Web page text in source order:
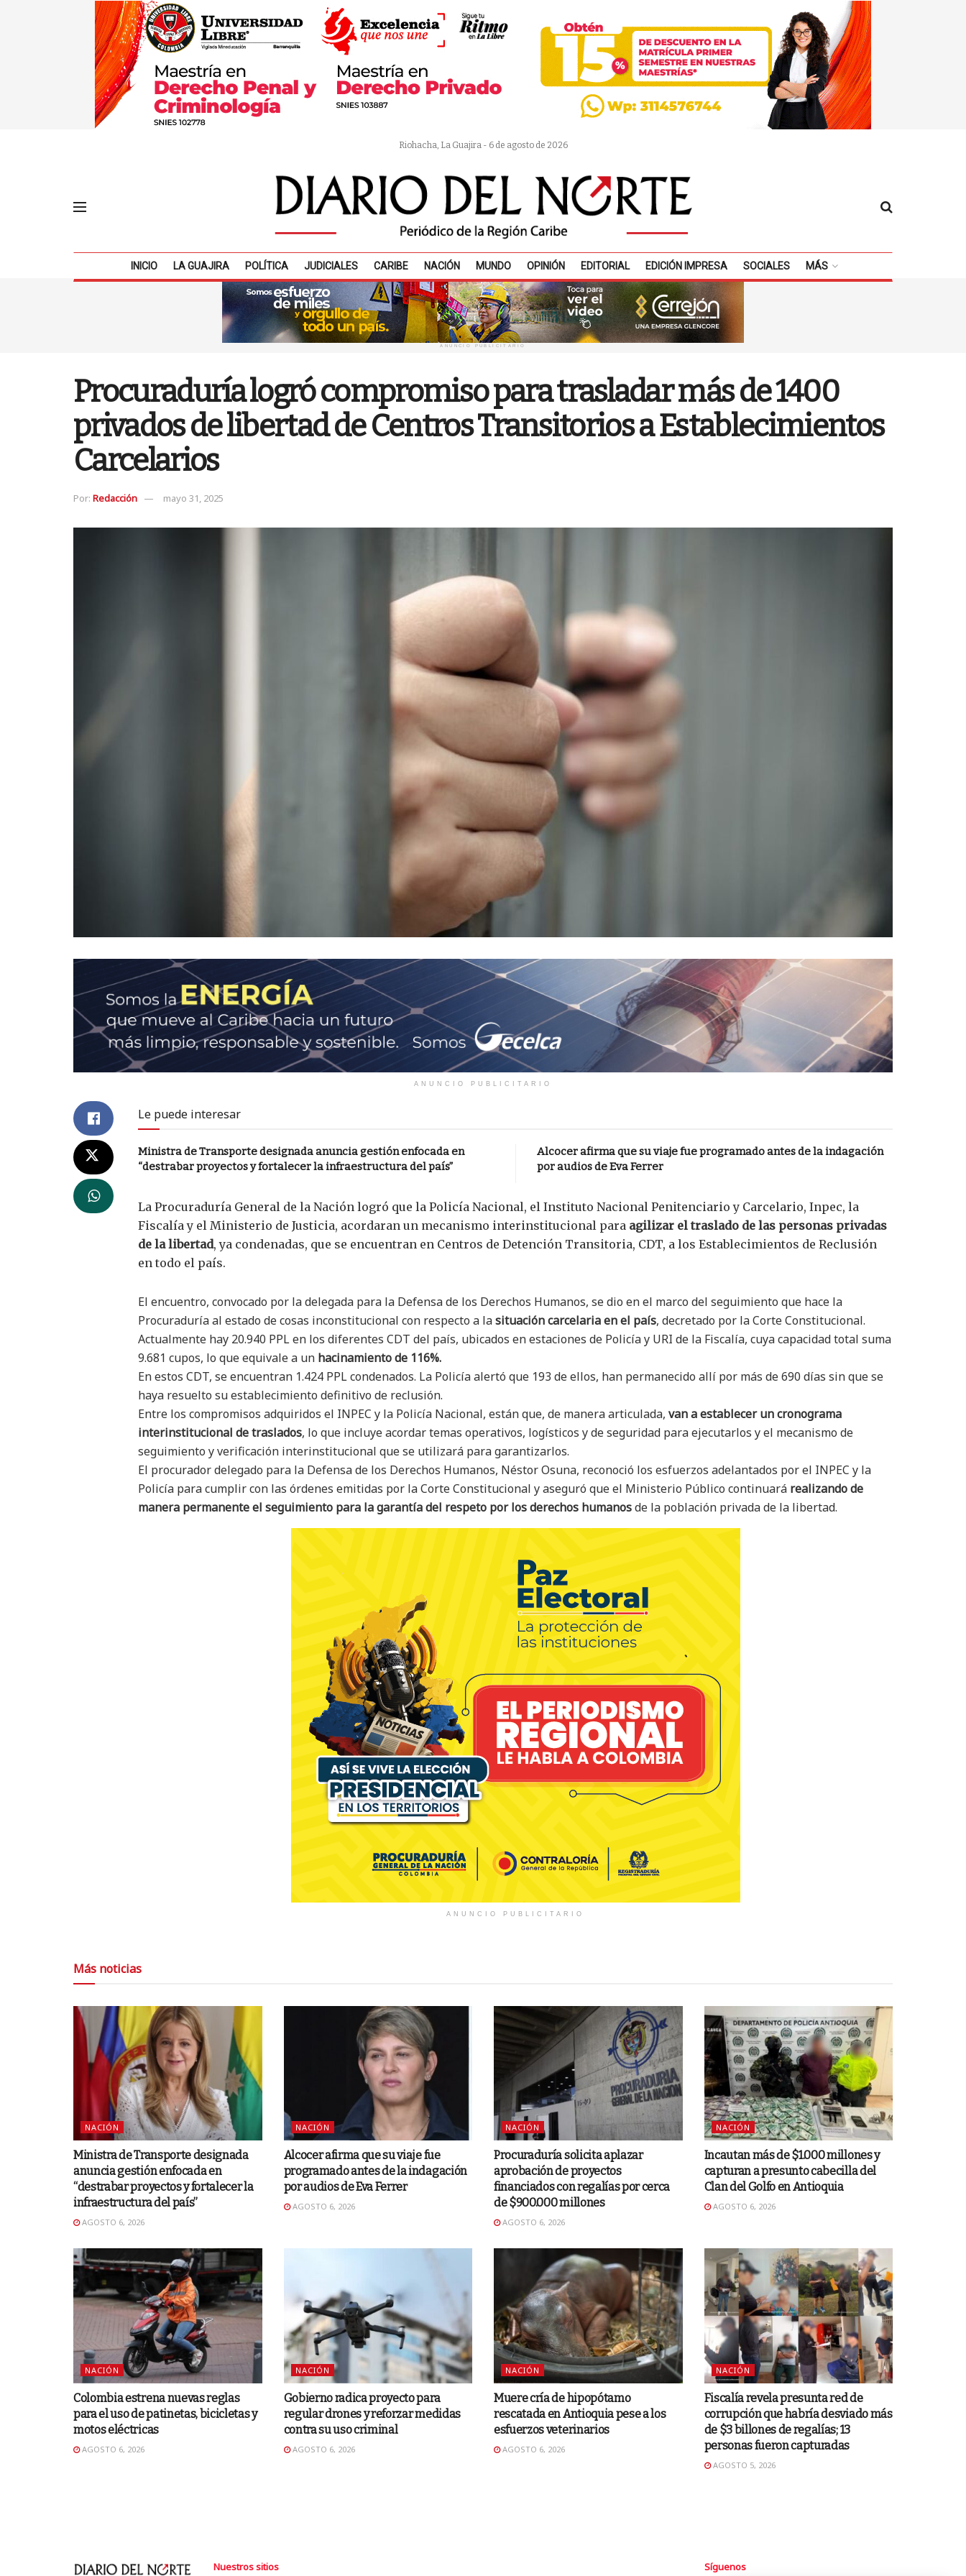
Riohacha, La Guajira - 6 de agosto de 2026
INICIO LA GUAJIRA POLÍTICA JUDICIALES CARIBE NACIÓN MUNDO OPINIÓN EDITORIAL EDICIÓN IMPRESA SOCIALES MÁS
ANUNCIO PUBLICITARIO
Procuraduría logró compromiso para trasladar más de 1400
privados de libertad de Centros Transitorios a Establecimientos
Carcelarios
Por: Redacción mayo 31, 2025
ANUNCIO PUBLICITARIO
Le puede interesar
Ministra de Transporte designada anuncia gestión enfocada en
“destrabar proyectos y fortalecer la infraestructura del país”
Alcocer afirma que su viaje fue programado antes de la indagación
por audios de Eva Ferrer
La Procuraduría General de la Nación logró que la Policía Nacional, el Instituto Nacional Penitenciario y Carcelario, Inpec, la
Fiscalía y el Ministerio de Justicia, acordaran un mecanismo interinstitucional para agilizar el traslado de las personas privadas
de la libertad, ya condenadas, que se encuentran en Centros de Detención Transitoria, CDT, a los Establecimientos de Reclusión
en todo el país.
El encuentro, convocado por la delegada para la Defensa de los Derechos Humanos, se dio en el marco del seguimiento que hace la
Procuraduría al estado de cosas inconstitucional con respecto a lasituación carcelaria en el país, decretado por la Corte Constitucional.
Actualmente hay 20.940 PPL en los diferentes CDT del país, ubicados en estaciones de Policía y URI de la Fiscalía, cuya capacidad total suma
9.681 cupos, lo que equivale a un hacinamiento de 116%.
En estos CDT, se encuentran 1.424 PPL condenados. La Policía alertó que 193 de ellos, han permanecido allí por más de 690 días sin que se
haya resuelto su establecimiento definitivo de reclusión.
Entre los compromisos adquiridos el INPEC y la Policía Nacional, están que, de manera articulada, van a establecer un cronograma
interinstitucional de traslados, lo que incluye acordar temas operativos, logísticos y de seguridad para ejecutarlos y el mecanismo de
seguimiento y verificación interinstitucional que se utilizará para garantizarlos.
El procurador delegado para la Defensa de los Derechos Humanos, Néstor Osuna, reconoció los esfuerzos adelantados por el INPEC y la
Policía para cumplir con las órdenes emitidas por la Corte Constitucional y aseguró que el Ministerio Público continuará realizando de
manera permanente el seguimiento para la garantía del respeto por los derechos humanosde la población privada de la libertad.
ANUNCIO PUBLICITARIO
Más noticias
NACIÓN
Ministra de Transporte designada
anuncia gestión enfocada en
“destrabar proyectos y fortalecer la
infraestructura del país”
AGOSTO 6, 2026
NACIÓN
Alcocer afirma que su viaje fue
programado antes de la indagación
por audios de Eva Ferrer
AGOSTO 6, 2026
NACIÓN
Procuraduría solicita aplazar
aprobación de proyectos
financiados con regalías por cerca
de $900.000 millones
AGOSTO 6, 2026
NACIÓN
Incautan más de $1.000 millones y
capturan a presunto cabecilla del
Clan del Golfo en Antioquia
AGOSTO 6, 2026
NACIÓN
Colombia estrena nuevas reglas
para el uso de patinetas, bicicletas y
motos eléctricas
AGOSTO 6, 2026
NACIÓN
Gobierno radica proyecto para
regular drones y reforzar medidas
contra su uso criminal
AGOSTO 6, 2026
NACIÓN
Muere cría de hipopótamo
rescatada en Antioquia pese a los
esfuerzos veterinarios
AGOSTO 6, 2026
NACIÓN
Fiscalía revela presunta red de
corrupción que habría desviado más
de $3 billones de regalías; 13
personas fueron capturadas
AGOSTO 5, 2026
Nuestros sitios Síguenos